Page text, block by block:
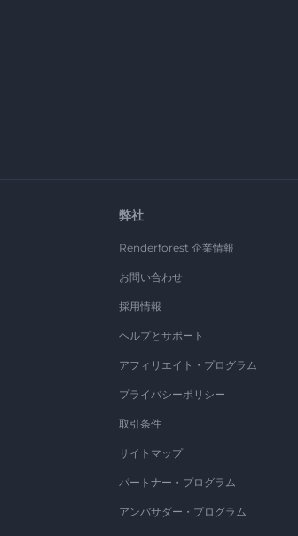
弊社
Renderforest 企業情報
お問い合わせ
採用情報
ヘルプとサポート
アフィリエイト・プログラム
プライバシーポリシー
取引条件
サイトマップ
パートナー・プログラム
アンバサダー・プログラム